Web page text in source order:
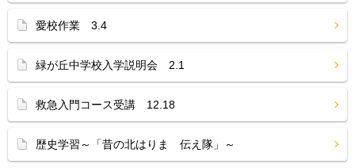
愛校作業 3.4
緑が丘中学校入学説明会 2.1
救急入門コース受講 12.18
歴史学習～「昔の北はりま 伝え隊」～